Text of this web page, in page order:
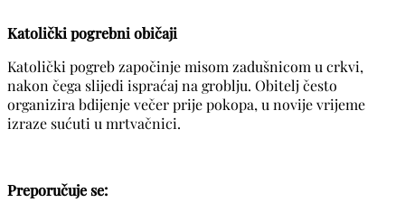
Katolički pogrebni običaji
Katolički pogreb započinje misom zadušnicom u crkvi,
nakon čega slijedi ispraćaj na groblju. Obitelj često
organizira bdijenje večer prije pokopa, u novije vrijeme
izraze sućuti u mrtvačnici.
Preporučuje se: